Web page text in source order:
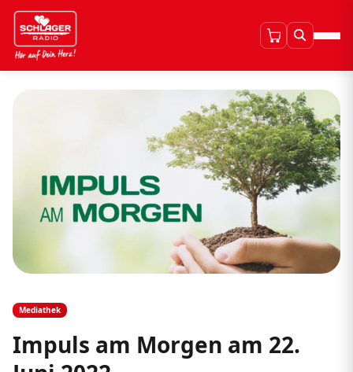
Mediathek
Impuls am Morgen am 22.